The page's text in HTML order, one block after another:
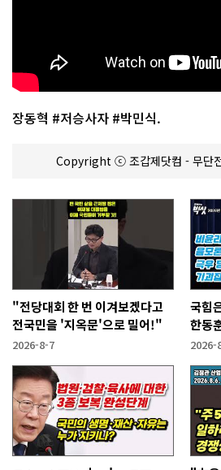
장동혁 #저승사자 #박민식.
Copyright ⓒ 조갑제닷컴 - 무단
"전당대회 한 번 이겨보겠다고
전국민을 '지옥문'으로 밀어!"
2026-8-7
국힘
한동
2026-